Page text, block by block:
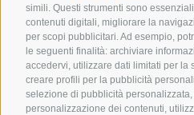
simili. Questi strumenti sono
contenuti digitali, migliorare la
per scopi pubblicitari. Ad esempio,
le seguenti finalità: archiviare
accedervi, utilizzare dati limitati per la
creare profili per la pubblicità
selezione di pubblicità
personalizzazione dei contenuti,
SYNCRO GROUP